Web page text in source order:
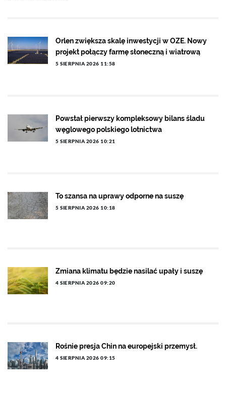
Orlen zwiększa skalę inwestycji w OZE. Nowy
projekt połączy farmę słoneczną i wiatrową
5 SIERPNIA 2026 11:58
Powstał pierwszy kompleksowy bilans śladu
węglowego polskiego lotnictwa
5 SIERPNIA 2026 10:21
To szansa na uprawy odporne na suszę
5 SIERPNIA 2026 10:18
Zmiana klimatu będzie nasilać upały i suszę
4 SIERPNIA 2026 09:20
Rośnie presja Chin na europejski przemysł.
4 SIERPNIA 2026 09:15